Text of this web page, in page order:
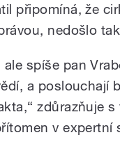
připomíná, že
nedošlo
ale spíše pan
a poslouchají
zdůrazňuje
v expertní